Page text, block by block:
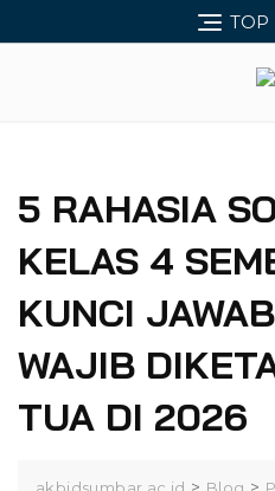
to
TOP
5 RAHASIA
KELAS 4
KUNCI
WAJIB
TUA DI 2026
akbidsumbar.ac.id Blog